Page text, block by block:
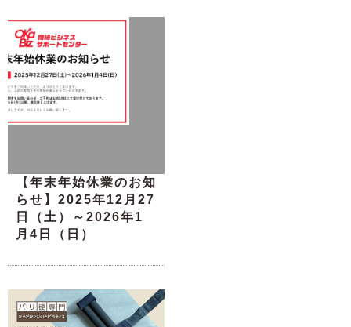
【年末年始休業のお知
らせ】2025年12月27
日（土）～2026年1
月4日（日）